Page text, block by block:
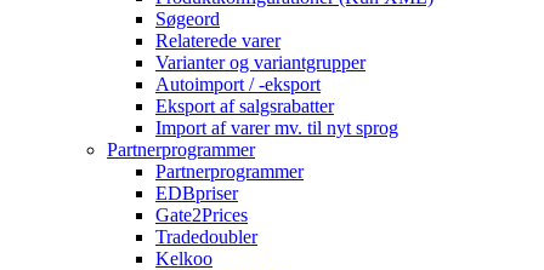
Søgeord
Relaterede varer
Varianter og variantgrupper
Autoimport / -eksport
Eksport af salgsrabatter
Import af varer mv. til nyt sprog
Partnerprogrammer
Partnerprogrammer
EDBpriser
Gate2Prices
Tradedoubler
Kelkoo